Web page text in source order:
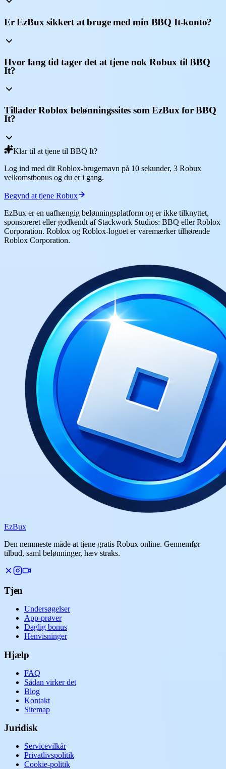
Er EzBux sikkert at bruge med min BBQ It-konto?
Hvor lang tid tager det at tjene nok Robux til BBQ
It?
Tillader Roblox belønningssites som EzBux for BBQ
It?
Klar til at tjene til BBQ It?
Log ind med dit Roblox-brugernavn på 10 sekunder, 3 Robux
velkomstbonus og du er i gang.
Begynd at tjene Robux
EzBux er en uafhængig belønningsplatform og er ikke tilknyttet,
sponsoreret eller godkendt af Stackwork Studios: BBQ eller Roblox
Corporation. Roblox og Roblox-logoet er varemærker tilhørende
Roblox Corporation.
EzBux
Den nemmeste måde at tjene gratis Robux online. Gennemfør
tilbud, saml belønninger, hæv straks.
Tjen
Undersøgelser
App-prøver
Daglig bonus
Henvisninger
Hjælp
FAQ
Sådan virker det
Blog
Kontakt
Sitemap
Juridisk
Servicevilkår
Privatlivspolitik
Cookie-politik